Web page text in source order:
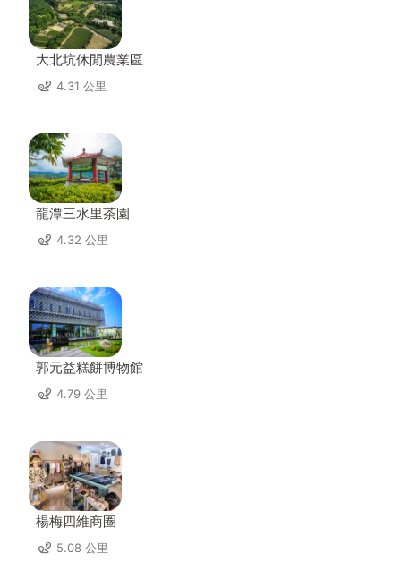
大北坑休閒農業區
4.31 公里
龍潭三水里茶園
4.32 公里
郭元益糕餅博物館
4.79 公里
楊梅四維商圈
5.08 公里